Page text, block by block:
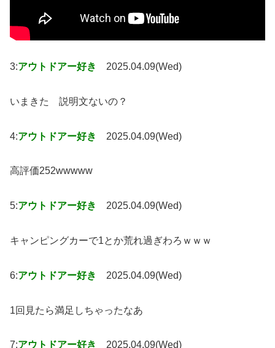
3:アウトドアー好き 2025.04.09(Wed)
いまきた 説明文ないの？
4:アウトドアー好き 2025.04.09(Wed)
高評価252wwwww
5:アウトドアー好き 2025.04.09(Wed)
キャンピングカーで1とか荒れ過ぎわろｗｗｗ
6:アウトドアー好き 2025.04.09(Wed)
1回見たら満足しちゃったなあ
7:アウトドアー好き 2025.04.09(Wed)